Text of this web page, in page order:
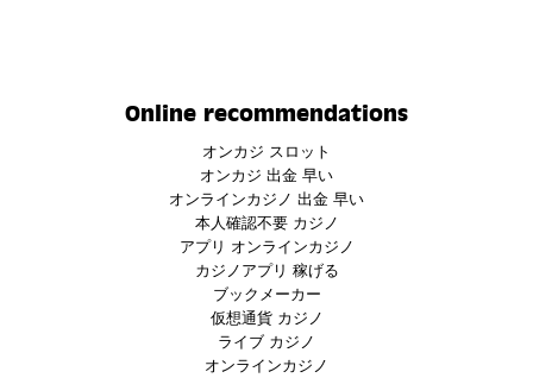
Online recommendations
オンカジ スロット
オンカジ 出金 早い
オンラインカジノ 出金 早い
本人確認不要 カジノ
アプリ オンラインカジノ
カジノアプリ 稼げる
ブックメーカー
仮想通貨 カジノ
ライブ カジノ
オンラインカジノ